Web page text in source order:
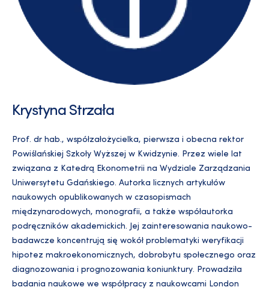
Krystyna Strzała
Prof. dr hab., współzałożycielka, pierwsza i obecna rektor
Powiślańskiej Szkoły Wyższej w Kwidzynie. Przez wiele lat
związana z Katedrą Ekonometrii na Wydziale Zarządzania
Uniwersytetu Gdańskiego. Autorka licznych artykułów
naukowych opublikowanych w czasopismach
międzynarodowych, monografii, a także współautorka
podręczników akademickich. Jej zainteresowania naukowo-
badawcze koncentrują się wokół problematyki weryfikacji
hipotez makroekonomicznych, dobrobytu społecznego oraz
diagnozowania i prognozowania koniunktury. Prowadziła
badania naukowe we współpracy z naukowcami London